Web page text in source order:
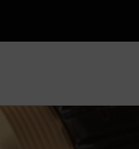
mit Suchwort